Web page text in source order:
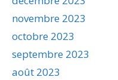
novembre 2023
octobre 2023
septembre 2023
août 2023